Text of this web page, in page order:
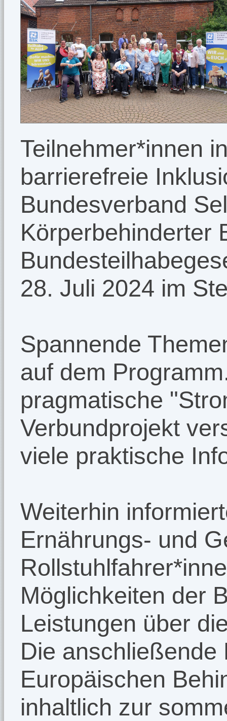
Teilnehmer*innen
barrierefreie
Bundesverband
Körperbehinderter
28. Juli 2024 im
Spannende
auf dem
pragmatische
Verbundprojekt
viele praktische
Weiterhin
Ernährungs- und
Möglichkeiten der
Leistungen über
Die anschließende
Europäischen
inhaltlich zur